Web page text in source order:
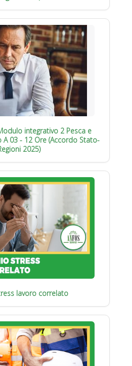
integrativo 2 Pesca e
A 03 - 12 Ore (Accordo Stato-
2025)
lavoro correlato